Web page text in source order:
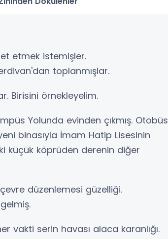
etmek istemişler.
toplanmışlar.
Birisini örnekleyelim.
Yolunda evinden çıkmış. Otobüs
binasıyla İmam Hatip Lisesinin
küçük köprüden derenin diğer
düzenlemesi güzelliği.
vakti serin havası alaca karanlığı.